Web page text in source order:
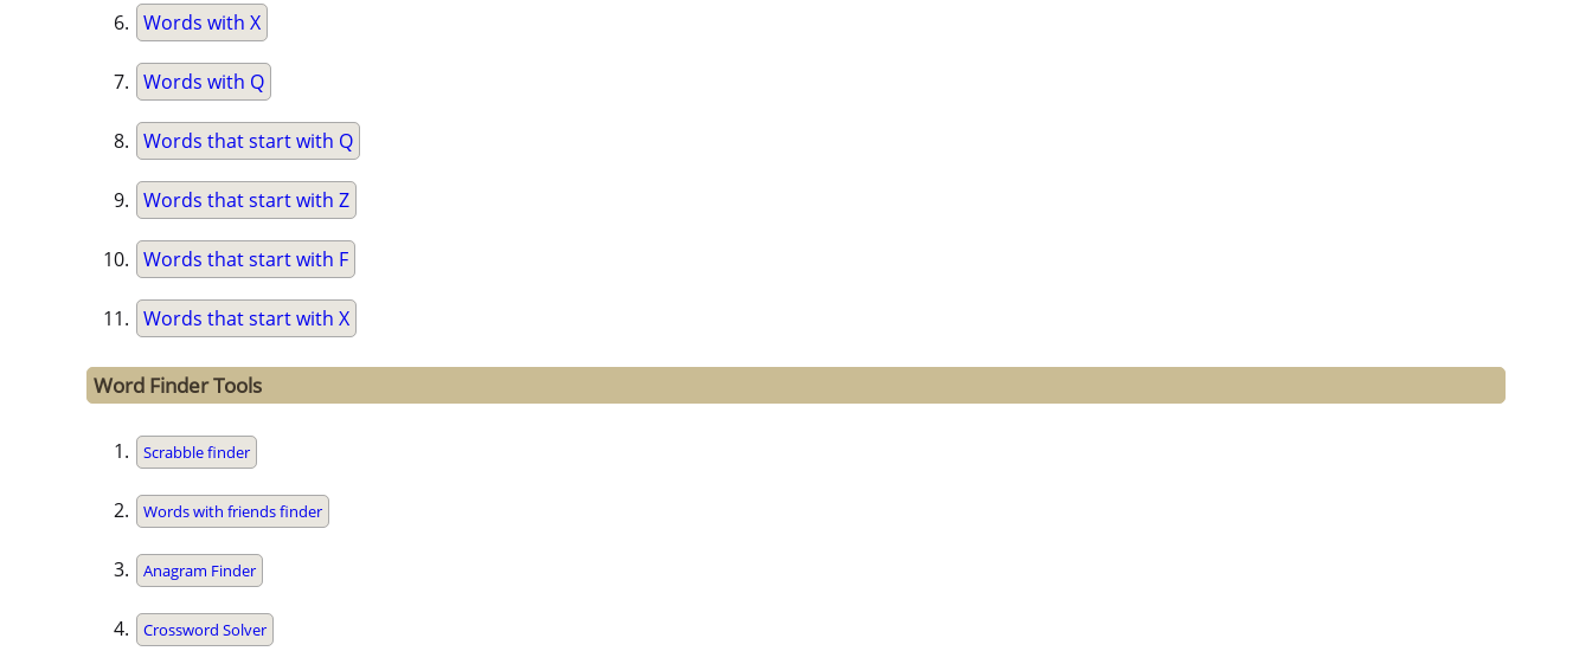
Words with X
Words with Q
Words that start with Q
Words that start with Z
Words that start with F
Words that start with X
Word Finder Tools
Scrabble finder
Words with friends finder
Anagram Finder
Crossword Solver